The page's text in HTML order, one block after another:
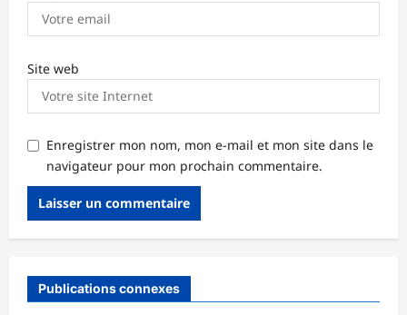
Site web
Enregistrer mon nom, mon e-mail et mon site dans le
navigateur pour mon prochain commentaire.
Publications connexes